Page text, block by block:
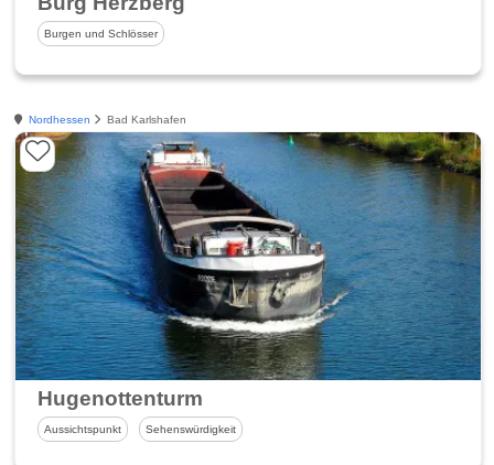
Burgen und Schlösser
Nordhessen Bad Karlshafen
Hugenottenturm
Aussichtspunkt Sehenswürdigkeit